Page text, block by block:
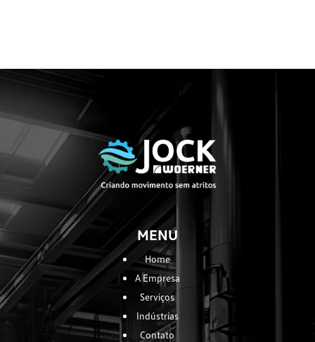
MENU
Home
A Empresa
Serviços
Indústrias
Contato